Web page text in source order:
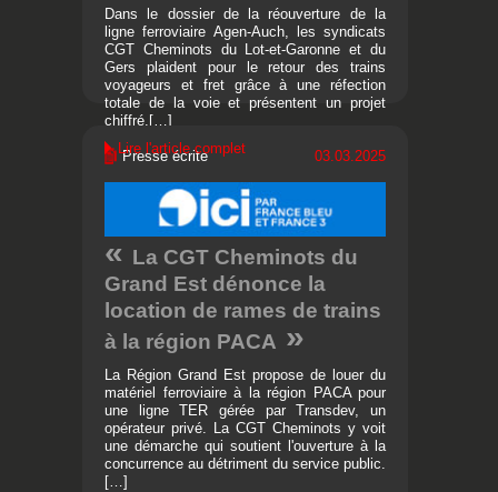
Dans le dossier de la réouverture de la
ligne ferroviaire Agen-Auch, les syndicats
CGT Cheminots du Lot-et-Garonne et du
Gers plaident pour le retour des trains
voyageurs et fret grâce à une réfection
totale de la voie et présentent un projet
chiffré.[…]
Lire l'article complet
Presse écrite 03.03.2025
La CGT Cheminots du
Grand Est dénonce la
location de rames de trains
à la région PACA
La Région Grand Est propose de louer du
matériel ferroviaire à la région PACA pour
une ligne TER gérée par Transdev, un
opérateur privé. La CGT Cheminots y voit
une démarche qui soutient l'ouverture à la
concurrence au détriment du service public.
[…]